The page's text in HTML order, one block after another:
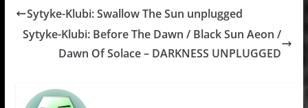
Sytyke-Klubi: Swallow The Sun unplugged
Sytyke-Klubi: Before The Dawn / Black Sun Aeon /
Dawn Of Solace – DARKNESS UNPLUGGED